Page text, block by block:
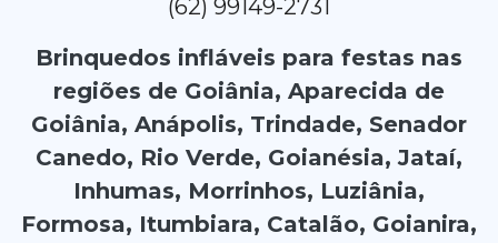
(62) 99149-2731
Brinquedos infláveis para festas nas
regiões de Goiânia, Aparecida de
Goiânia, Anápolis, Trindade, Senador
Canedo, Rio Verde, Goianésia, Jataí,
Inhumas, Morrinhos, Luziânia,
Formosa, Itumbiara, Catalão, Goianira,